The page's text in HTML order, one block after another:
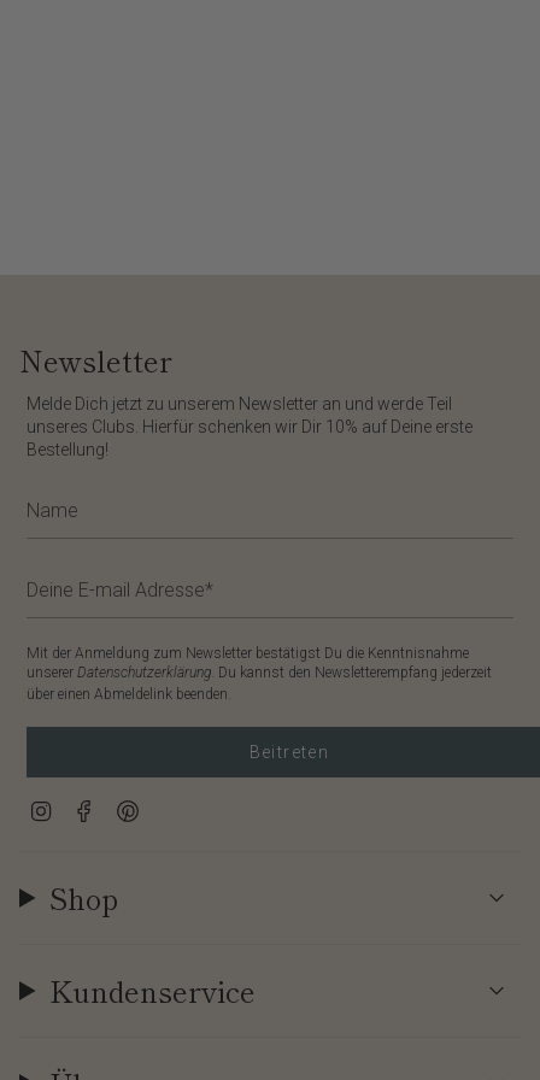
Newsletter
​Melde Dich jetzt zu unserem Newsletter an und werde Teil
unseres Clubs. Hierfür schenken wir Dir 10% auf Deine erste
Bestellung!
Mit der Anmeldung zum Newsletter bestätigst Du die Kenntnisnahme
unserer Datenschutzerklärung. Du kannst den Newsletterempfang jederzeit
über einen Abmeldelink beenden.
Beitreten
InstagramFacebook
Shop
Kundenservice